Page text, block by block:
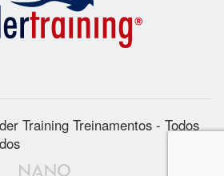
Training Treinamentos - Todos